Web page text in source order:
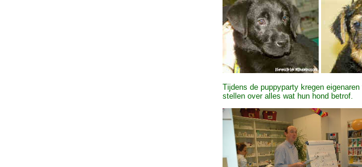
Tijdens de puppyparty kregen
stellen over alles wat hun hond betrof.